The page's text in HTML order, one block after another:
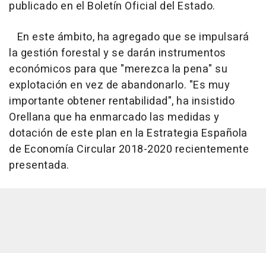
publicado en el Boletín Oficial del Estado.
En este ámbito, ha agregado que se impulsará
la gestión forestal y se darán instrumentos
económicos para que "merezca la pena" su
explotación en vez de abandonarlo. "Es muy
importante obtener rentabilidad", ha insistido
Orellana que ha enmarcado las medidas y
dotación de este plan en la Estrategia Española
de Economía Circular 2018-2020 recientemente
presentada.